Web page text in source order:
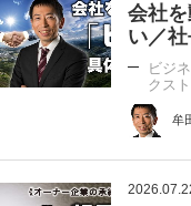
会社
い／
ビジ
クスト
牟